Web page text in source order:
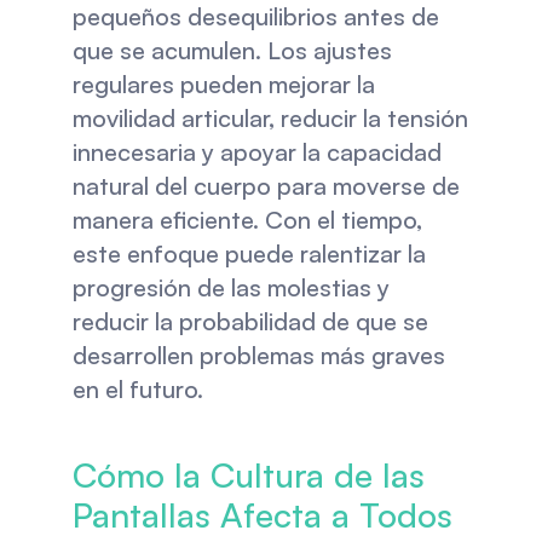
pequeños desequilibrios antes de
que se acumulen. Los ajustes
regulares pueden mejorar la
movilidad articular, reducir la tensión
innecesaria y apoyar la capacidad
natural del cuerpo para moverse de
manera eficiente. Con el tiempo,
este enfoque puede ralentizar la
progresión de las molestias y
reducir la probabilidad de que se
desarrollen problemas más graves
en el futuro.
Cómo la Cultura de las
Pantallas Afecta a Todos